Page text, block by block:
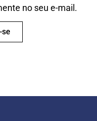
no seu e-mail.
se